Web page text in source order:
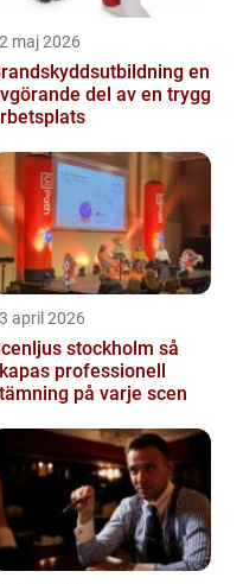
maj 2026
en
del av en trygg
april 2026
stockholm så
professionell
på varje scen